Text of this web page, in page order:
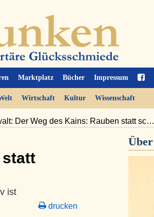
Marktplatz Bücher Impressum
Wirtschaft Kultur Wissenschaft
Der Weg des Kains: Rauben statt sc…
statt
ist
drucken
Über